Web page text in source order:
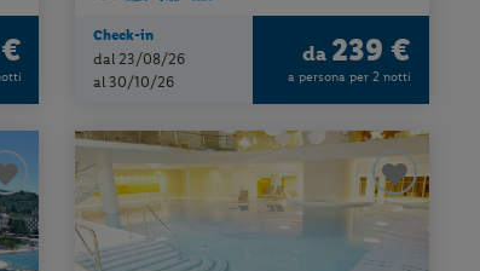
Check-in
dal 23/08/26
al 30/10/26
da 239 €
a persona per 2 notti